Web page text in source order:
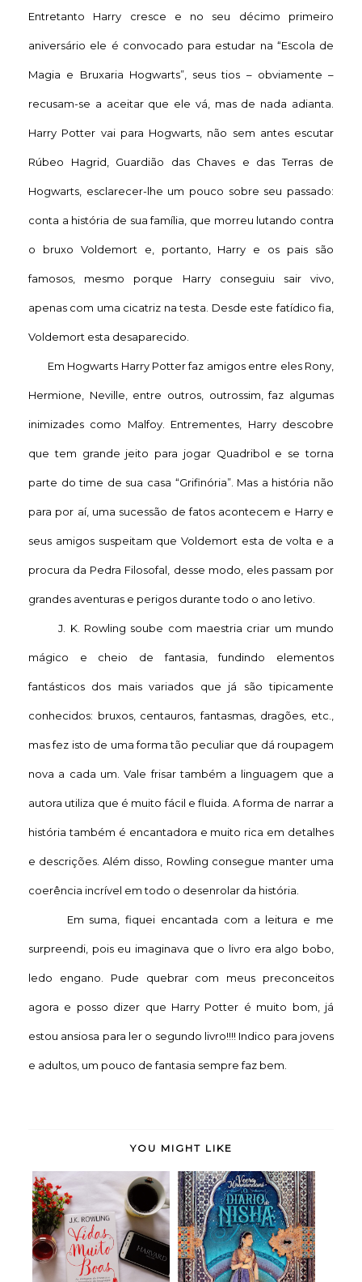
Entretanto Harry cresce e no seu décimo primeiro
aniversário ele é convocado para estudar na “Escola de
Magia e Bruxaria Hogwarts”, seus tios – obviamente –
recusam-se a aceitar que ele vá, mas de nada adianta.
Harry Potter vai para Hogwarts, não sem antes escutar
Rúbeo Hagrid, Guardião das Chaves e das Terras de
Hogwarts, esclarecer-lhe um pouco sobre seu passado:
conta a história de sua família, que morreu lutando contra
o bruxo Voldemort e, portanto, Harry e os pais são
famosos, mesmo porque Harry conseguiu sair vivo,
apenas com uma cicatriz na testa. Desde este fatídico fia,
Voldemort esta desaparecido.
Em Hogwarts Harry Potter faz amigos entre eles Rony,
Hermione, Neville, entre outros, outrossim, faz algumas
inimizades como Malfoy. Entrementes, Harry descobre
que tem grande jeito para jogar Quadribol e se torna
parte do time de sua casa “Grifinória”. Mas a história não
para por aí, uma sucessão de fatos acontecem e Harry e
seus amigos suspeitam que Voldemort esta de volta e a
procura da Pedra Filosofal, desse modo, eles passam por
grandes aventuras e perigos durante todo o ano letivo.
J. K. Rowling soube com maestria criar um mundo
mágico e cheio de fantasia, fundindo elementos
fantásticos dos mais variados que já são tipicamente
conhecidos: bruxos, centauros, fantasmas, dragões, etc.,
mas fez isto de uma forma tão peculiar que dá roupagem
nova a cada um. Vale frisar também a linguagem que a
autora utiliza que é muito fácil e fluida. A forma de narrar a
história também é encantadora e muito rica em detalhes
e descrições. Além disso, Rowling consegue manter uma
coerência incrível em todo o desenrolar da história.
Em suma, fiquei encantada com a leitura e me
surpreendi, pois eu imaginava que o livro era algo bobo,
ledo engano. Pude quebrar com meus preconceitos
agora e posso dizer que Harry Potter é muito bom, já
estou ansiosa para ler o segundo livro!!!! Indico para jovens
e adultos, um pouco de fantasia sempre faz bem.
YOU MIGHT LIKE
Vidas Muito Boas - J.
K. Rowling (r...
O Diário de Nisha -
Veera Hirananda...